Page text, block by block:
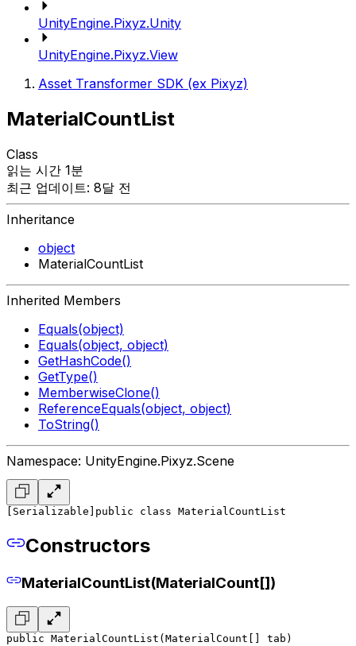
UnityEngine.Pixyz.Unity
UnityEngine.Pixyz.View
Asset Transformer SDK (ex Pixyz)
MaterialCountList
Class
읽는 시간 1분
최근 업데이트: 8달 전
Inheritance
object
MaterialCountList
Inherited Members
Equals(object)
Equals(object, object)
GetHashCode()
GetType()
MemberwiseClone()
ReferenceEquals(object, object)
ToString()
Namespace: UnityEngine.Pixyz.Scene
[Serializable] public class MaterialCountList
Constructors
MaterialCountList(MaterialCount[])
public MaterialCountList(MaterialCount[] tab)